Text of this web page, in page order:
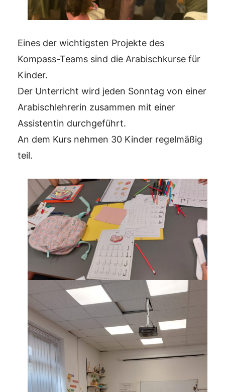
Eines der wichtigsten Projekte des
Kompass-Teams sind die Arabischkurse für
Kinder.
Der Unterricht wird jeden Sonntag von einer
Arabischlehrerin zusammen mit einer
Assistentin durchgeführt.
An dem Kurs nehmen 30 Kinder regelmäßig
teil.